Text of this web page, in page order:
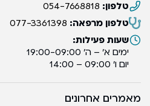
טלפון: 054-7668818
טלפון מרפאה: 077-3361398
שעות פעילות:
ימים א’ – ה’ 19:00-09:00
יום ו’ 09:00 – 14:00
מאמרים אחרונים